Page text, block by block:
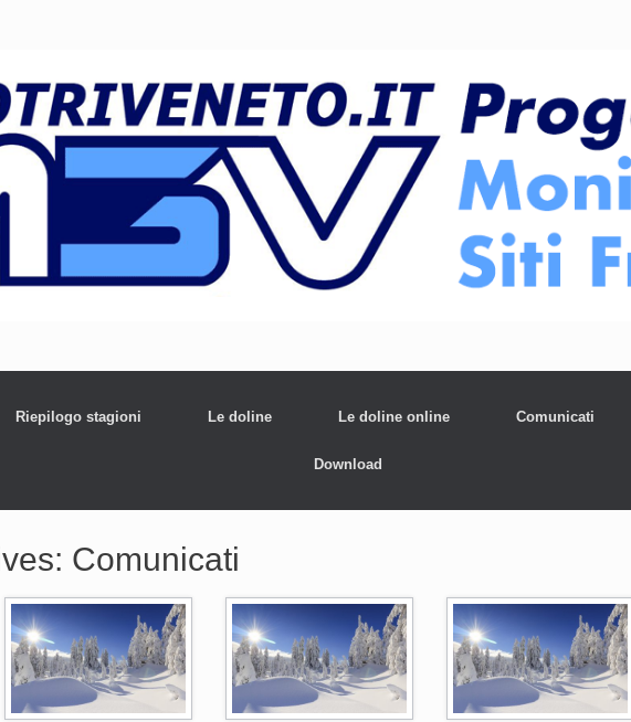
Riepilogo stagioni Le doline Le doline online Comunicati
Download
Comunicati